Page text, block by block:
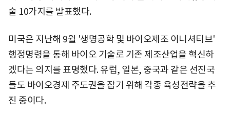
술 10가지를 발표했다.
미국은 지난해 9월 '생명공학 및 바이오제조 이니셔티브'
행정명령을 통해 바이오 기술로 기존 제조산업을 혁신하
겠다는 의지를 표명했다. 유럽, 일본, 중국과 같은 선진국
들도 바이오경제 주도권을 잡기 위해 각종 육성전략을 추
진 중이다.